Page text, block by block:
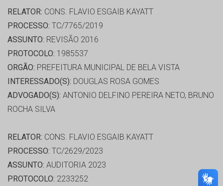
RELATOR: CONS. FLAVIO ESGAIB KAYATT
PROCESSO: TC/7765/2019
ASSUNTO: REVISÃO 2016
PROTOCOLO: 1985537
ORGÃO: PREFEITURA MUNICIPAL DE BELA VISTA
INTERESSADO(S): DOUGLAS ROSA GOMES
ADVOGADO(S): ANTONIO DELFINO PEREIRA NETO, BRUNO
ROCHA SILVA
RELATOR: CONS. FLAVIO ESGAIB KAYATT
PROCESSO: TC/2629/2023
ASSUNTO: AUDITORIA 2023
PROTOCOLO: 2233252